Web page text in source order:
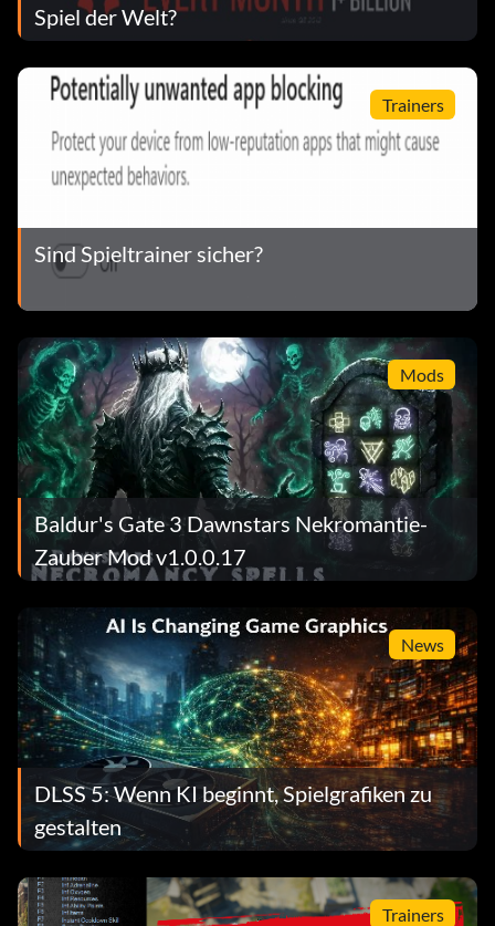
Spiel der Welt?
Trainers
Sind Spieltrainer sicher?
Mods
Baldur's Gate 3 Dawnstars Nekromantie-
Zauber Mod v1.0.0.17
News
DLSS 5: Wenn KI beginnt, Spielgrafiken zu
gestalten
Trainers